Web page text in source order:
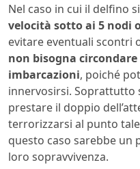
Nel caso in cui il delfino
velocità sotto ai 5 nodi
evitare eventuali scontri
non bisogna
imbarcazioni, poiché
innervosirsi. Soprattutto
prestare il doppio
terrorizzarsi al punto
questo caso sarebbe un
loro sopravvivenza.